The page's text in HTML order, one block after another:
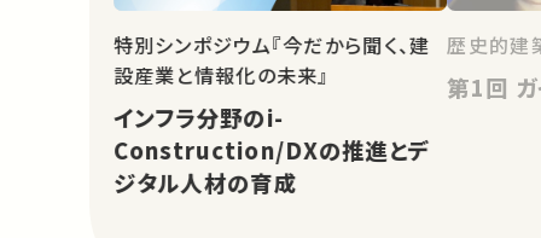
特別シンポジウム『今だから聞く、建
設産業と情報化の未来』
インフラ分野のi-
Construction/DXの推進とデ
ジタル人材の育成
歴史的建
第